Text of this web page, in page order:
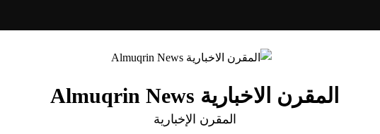
المقرن الاخبارية Almuqrin News
المقرن الإخبارية